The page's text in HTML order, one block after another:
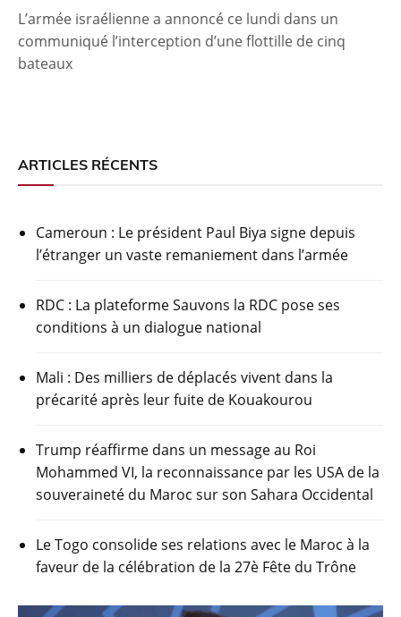
L’armée israélienne a annoncé ce lundi dans un
communiqué l’interception d’une flottille de cinq
bateaux
ARTICLES RÉCENTS
Cameroun : Le président Paul Biya signe depuis
l’étranger un vaste remaniement dans l’armée
RDC : La plateforme Sauvons la RDC pose ses
conditions à un dialogue national
Mali : Des milliers de déplacés vivent dans la
précarité après leur fuite de Kouakourou
Trump réaffirme dans un message au Roi
Mohammed VI, la reconnaissance par les USA de la
souveraineté du Maroc sur son Sahara Occidental
Le Togo consolide ses relations avec le Maroc à la
faveur de la célébration de la 27è Fête du Trône